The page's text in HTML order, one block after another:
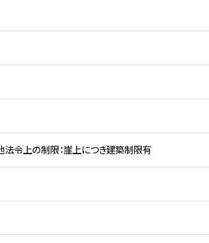
令上の制限：崖上につき建築制限有